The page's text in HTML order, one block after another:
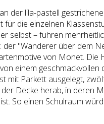
der lila-pastell
für die einzelnen
selbst – führen
der "Wanderer über dem
von Monet. Die
einem geschmackvollen
mit Parkett ausgelegt,
Decke herab, in deren
So einen Schulraum